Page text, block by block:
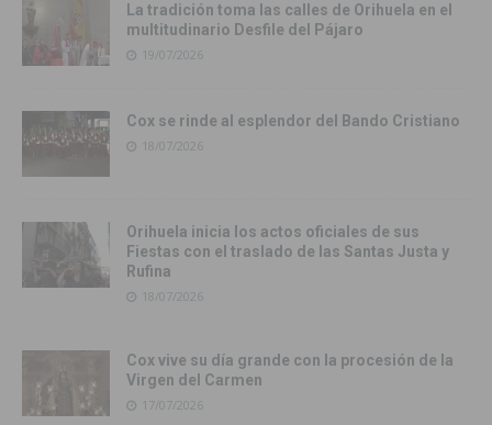
La tradición toma las calles de Orihuela en el
multitudinario Desfile del Pájaro
19/07/2026
Cox se rinde al esplendor del Bando Cristiano
18/07/2026
Orihuela inicia los actos oficiales de sus
Fiestas con el traslado de las Santas Justa y
Rufina
18/07/2026
Cox vive su día grande con la procesión de la
Virgen del Carmen
17/07/2026